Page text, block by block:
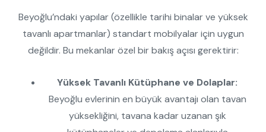
Beyoğlu’ndaki yapılar (özellikle tarihi binalar ve yüksek
tavanlı apartmanlar) standart mobilyalar için uygun
değildir. Bu mekanlar özel bir bakış açısı gerektirir:
Yüksek Tavanlı Kütüphane ve Dolaplar:
Beyoğlu evlerinin en büyük avantajı olan tavan
yüksekliğini, tavana kadar uzanan şık